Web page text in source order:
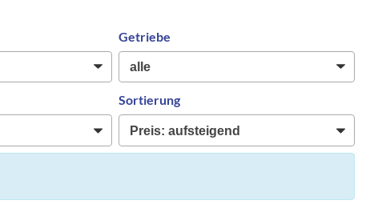
Getriebe
Sortierung